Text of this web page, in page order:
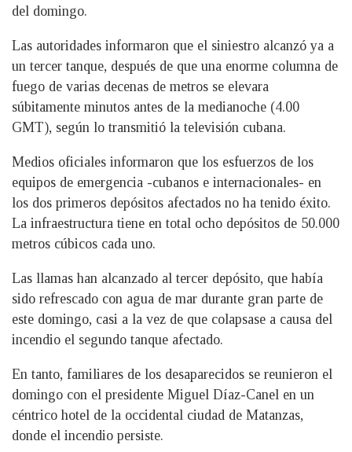
del domingo.
Las autoridades informaron que el siniestro alcanzó ya a
un tercer tanque, después de que una enorme columna de
fuego de varias decenas de metros se elevara
súbitamente minutos antes de la medianoche (4.00
GMT), según lo transmitió la televisión cubana.
Medios oficiales informaron que los esfuerzos de los
equipos de emergencia -cubanos e internacionales- en
los dos primeros depósitos afectados no ha tenido éxito.
La infraestructura tiene en total ocho depósitos de 50.000
metros cúbicos cada uno.
Las llamas han alcanzado al tercer depósito, que había
sido refrescado con agua de mar durante gran parte de
este domingo, casi a la vez de que colapsase a causa del
incendio el segundo tanque afectado.
En tanto, familiares de los desaparecidos se reunieron el
domingo con el presidente Miguel Díaz-Canel en un
céntrico hotel de la occidental ciudad de Matanzas,
donde el incendio persiste.